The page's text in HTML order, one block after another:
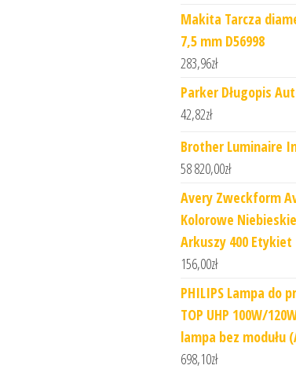
Makita Tarcza
7,5 mm D56998
283,96zł
Parker Długopis
42,82zł
Brother Luminaire
58 820,00zł
Avery Zweckform
Kolorowe
Arkuszy 400 Etykiet
156,00zł
PHILIPS Lampa do
TOP UHP 100W/
lampa bez modułu
698,10zł